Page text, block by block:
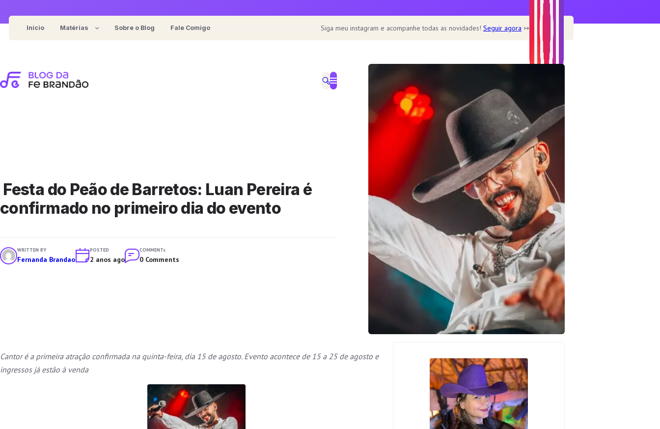
para
Início
Matérias
Entrevistas
For represent cooking recipes
Sobre o Blog Fale Comigo Siga meu instagram e acompanhe todas as novidades!Seguir agora ↣
Festa do Peão de Barretos: Luan Pereira é
confirmado no primeiro dia do evento
WRITTEN BY
Fernanda Brandao
POSTED
2 anos ago
COMMENTs
0 Comments
Cantor é a primeira atração confirmada na quinta-feira, dia 15 de agosto. Evento acontece de 15 a 25 de agosto e
ingressos já estão à venda
Home
Home – Cafe
Recipe
Soup
Desserts
Dine out
Features
Single post templates
Contact